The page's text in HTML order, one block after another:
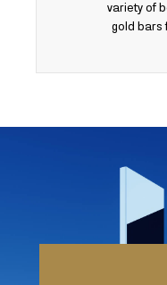
variety of
gold bars